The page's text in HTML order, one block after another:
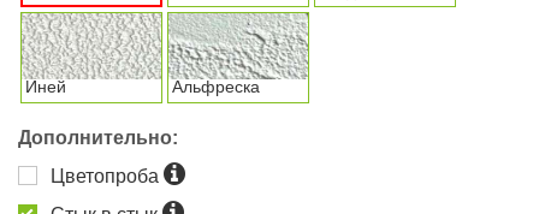
Иней Альфреска
Дополнительно:
Цветопроба